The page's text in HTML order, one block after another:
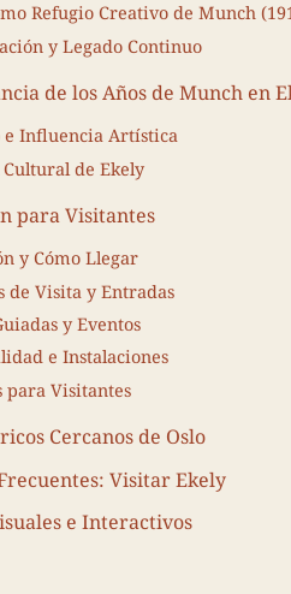
Refugio Creativo de Munch
y Legado Continuo
de los Años de Munch en
e Influencia Artística
Cultural de Ekely
para Visitantes
y Cómo Llegar
de Visita y Entradas
y Eventos
e Instalaciones
para Visitantes
Cercanos de Oslo
Visitar Ekely
e Interactivos